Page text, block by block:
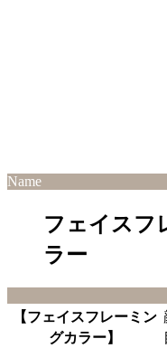
Name
フェイスフ
ラー
【フェイスフレーミン
グカラー】